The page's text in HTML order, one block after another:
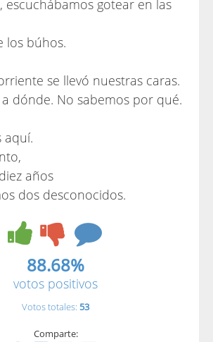
escuchábamos gotear en las
los búhos.
se llevó nuestras caras.
dónde. No sabemos por qué.
aquí.
años
dos desconocidos.
88.68%
votos positivos
Votos totales: 53
Comparte: